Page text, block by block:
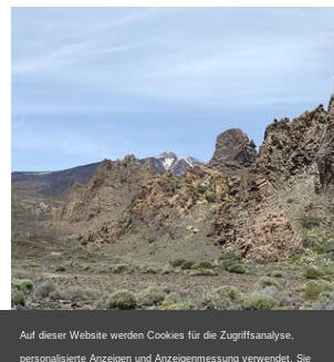
Wanderung um den Finger Gottes, nahe dem Vulkan Teide
Auf dieser Website werden Cookies für die Zugriffsanalyse,
personalisierte Anzeigen und Anzeigenmessung verwendet. Sie